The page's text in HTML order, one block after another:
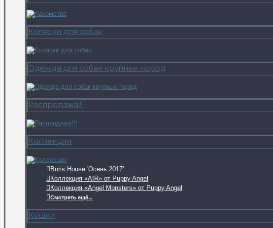
Коляски для собак
Одежда для собак крупных пород
Распродажа!!!
Коллекции
Boris House 'Осень 2017'
Коллекция «AIR» от Puppy Angel
Коллекция «Angel Monsters» от Puppy Angel
Смотреть ещё...
Кошки